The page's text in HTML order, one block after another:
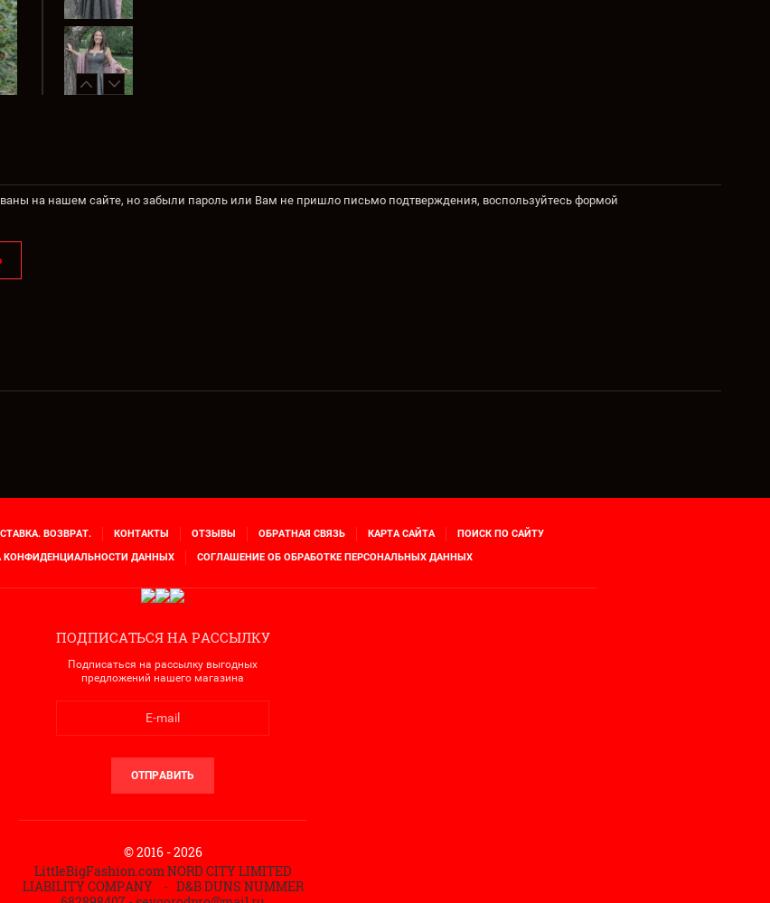
на нашем сайте, но забыли пароль или Вам не пришло письмо подтверждения, воспользуйтесь формой
ВОЗВРАТ. КОНТАКТЫ ОТЗЫВЫ ОБРАТНАЯ СВЯЗЬ КАРТА САЙТА
ПОИСК ПО САЙТУ
КОНФИДЕНЦИАЛЬНОСТИ ДАННЫХ СОГЛАШЕНИЕ ОБ ОБРАБОТКЕ ПЕРСОНАЛЬНЫХ ДАННЫХ
ПОДПИСАТЬСЯ НА РАССЫЛКУ
Подписаться на рассылку выгодных
предложений нашего магазина
ОТПРАВИТЬ
© 2016 - 2026
LittleBigFashion.com NORD CITY LIMITED
LIABILITY COMPANY - D&B DUNS NUMMER